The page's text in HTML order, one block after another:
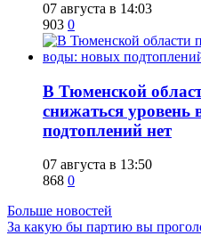
07 августа в 14:03
903 0
​В Тюменской
снижаться уровень
подтоплений нет
07 августа в 13:50
868 0
Больше новостей
За какую бы партию вы